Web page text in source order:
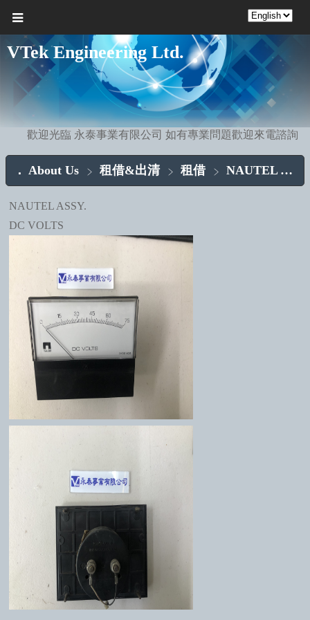
VTek Engineering Ltd.
歡迎光臨 永泰事業有限公司 如有專業問題歡迎來電諮詢
About Us 租借&出清 租借 NAUTEL ASSY.
NAUTEL ASSY.
DC VOLTS